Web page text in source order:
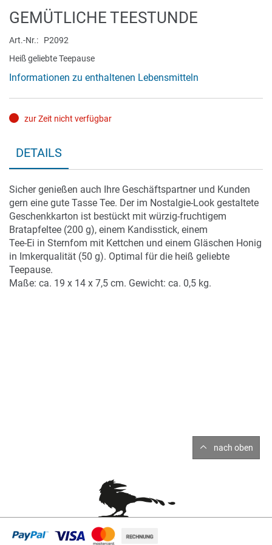
Zum
Anfang
der
Bildergalerie
springen
GEMÜTLICHE TEESTUNDE
Art.-Nr.
P2092
Heiß geliebte Teepause
Informationen zu enthaltenen Lebensmitteln
zur Zeit nicht verfügbar
DETAILS
Sicher genießen auch Ihre Geschäftspartner und Kunden
gern eine gute Tasse Tee. Der im Nostalgie-Look gestaltete
Geschenkkarton ist bestückt mit würzig-fruchtigem
Bratapfeltee (200 g), einem Kandisstick, einem
Tee-Ei in Sternfom mit Kettchen und einem Gläschen Honig
in Imkerqualität (50 g). Optimal für die heiß geliebte
Teepause.
Maße: ca. 19 x 14 x 7,5 cm. Gewicht: ca. 0,5 kg.
nach oben